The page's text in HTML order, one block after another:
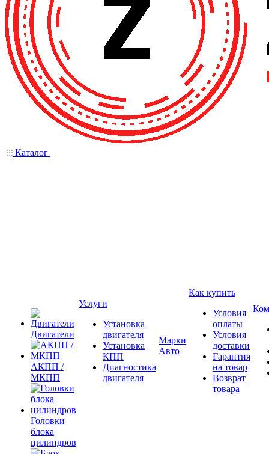
Каталог
Двигатели
АКПП /
МКПП
Головки
блока
цилиндров
Услуги
Установка
двигателя
Установка
КПП
Диагностика
двигателя
Марки
Авто
Как купить
Условия
оплаты
Условия
доставки
Гарантия
на товар
Возврат
товара